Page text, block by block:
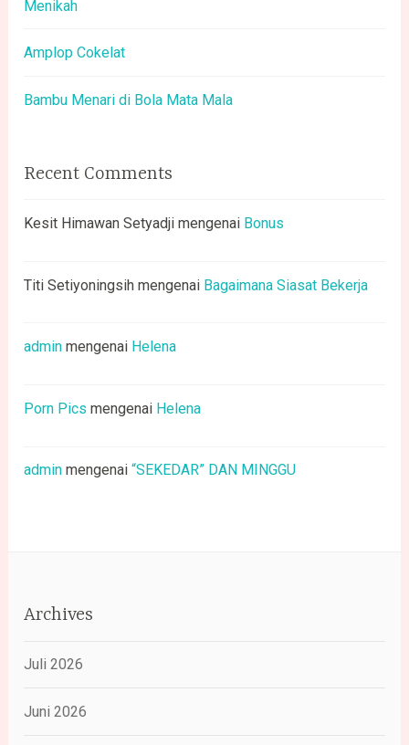
Menikah
Amplop Cokelat
Bambu Menari di Bola Mata Mala
Recent Comments
Kesit Himawan Setyadji mengenai Bonus
Titi Setiyoningsih mengenai Bagaimana Siasat Bekerja
admin mengenai Helena
Porn Pics mengenai Helena
admin mengenai“SEKEDAR” DAN MINGGU
Archives
Juli 2026
Juni 2026